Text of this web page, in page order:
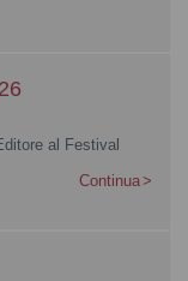
al Festival
Continua